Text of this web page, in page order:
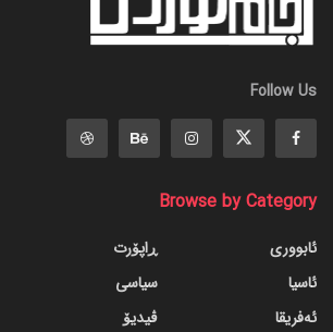
Follow Us
Browse by Category
ئابووری
ئاسیا
ئەفریقا
ڕاپۆرت
سیاسی
ڤیدیۆ